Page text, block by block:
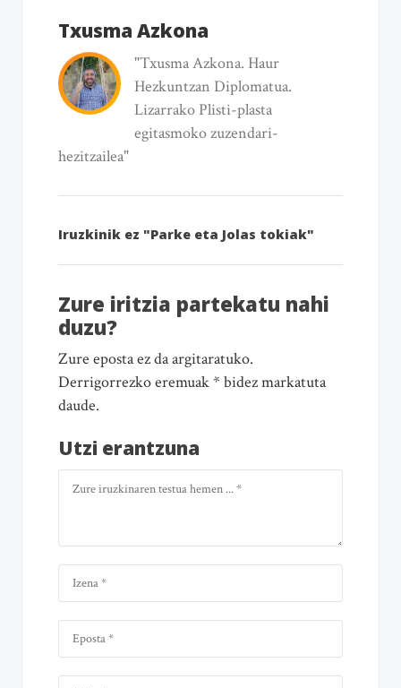
Txusma Azkona
"Txusma Azkona. Haur
Hezkuntzan Diplomatua.
Lizarrako Plisti-plasta
egitasmoko zuzendari-
hezitzailea"
Iruzkinik ez "Parke eta Jolas tokiak"
Zure iritzia partekatu nahi
duzu?
Zure eposta ez da argitaratuko.
Derrigorrezko eremuak * bidez markatuta
daude.
Utzi erantzuna